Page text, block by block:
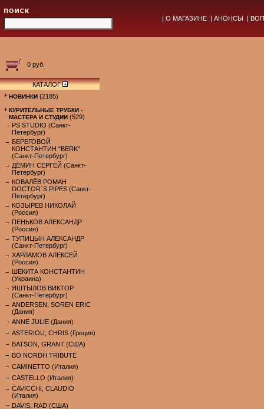
| О МАГАЗИНЕ | АНОНСЫ |
0 руб.
КАТАЛОГ
НОВИНКИ (2185)
КУРИТЕЛЬНЫЕ ТРУБКИ -
МАСТЕРА И СТУДИИ (529)
PS STUDIO (Санкт-
Петербург)
БЕРЕГОВОЙ
КОНСТАНТИН "BERK"
(Санкт-Петербург)
ДЁМИН СЕРГЕЙ (Санкт-
Петербург)
КОВАЛЁВ РОМАН
DOCTOR`S PIPES (Санкт-
Петербург)
КОЗЫРЕВ НИКОЛАЙ
(Россия)
ПЕНЬКОВ АЛЕКСАНДР
(Россия)
ТУПИЦЫН АЛЕКСАНДР
(Санкт-Петербург)
ХАРЛАМОВ АЛЕКСЕЙ
(Россия)
ШЕКИТА КОНСТАНТИН
(Украина)
ЯШТЫЛОВ ВИКТОР
(Санкт-Петербург)
ANDERSEN, SOREN ERIC
(Дания)
ANNE JULIE (Дания)
ASTERIOU, CHRIS (Греция)
BATSON, GRANT (США)
BO NORDH TRIBUTE
CAMINETTO (Италия)
CASTELLO (Италия)
CAVICCHI, CLAUDIO
(Италия)
DAVIS, RAD (США)